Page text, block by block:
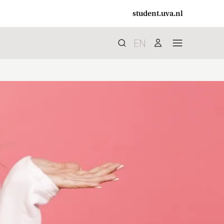
student.uva.nl
Zoeksearch
EN user menu